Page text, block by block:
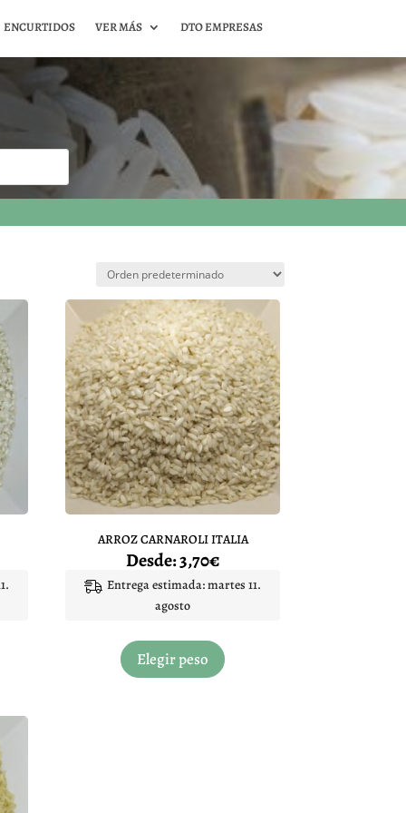
ENCURTIDOS VER MÁS DTO EMPRESAS
ARROZ CARNAROLI ITALIA
Desde:3,70€
Entrega estimada: martes 11.
agosto
Elegir peso
producto